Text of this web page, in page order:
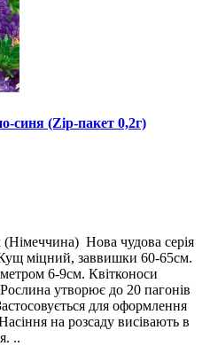
синя (Zip-пакет 0,2г)
Нова чудова серія
міцний, заввишки 60-65см.
6-9см. Квітконоси
утворює до 20 пагонів
для оформлення
на розсаду висівають в
..